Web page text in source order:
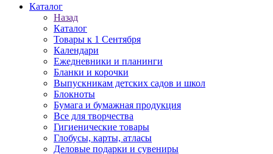
Каталог
Назад
Каталог
Товары к 1 Сентября
Календари
Ежедневники и планинги
Бланки и корочки
Выпускникам детских садов и школ
Блокноты
Бумага и бумажная продукция
Все для творчества
Гигиенические товары
Глобусы, карты, атласы
Деловые подарки и сувениры